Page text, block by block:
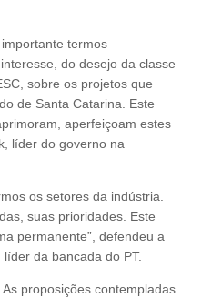
termos
do desejo da classe
sobre os projetos que
de Santa Catarina. Este
aperfeiçoam estes
líder do governo na
os setores da indústria.
suas prioridades. Este
permanente”, defendeu a
da bancada do PT.
proposições contempladas